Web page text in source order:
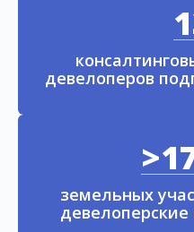
девелоперов
земельных
девелоперские